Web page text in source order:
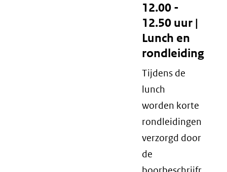
12.00 -
12.50 uur |
Lunch en
rondleiding
Tijdens de
lunch
worden korte
rondleidingen
verzorgd door
de